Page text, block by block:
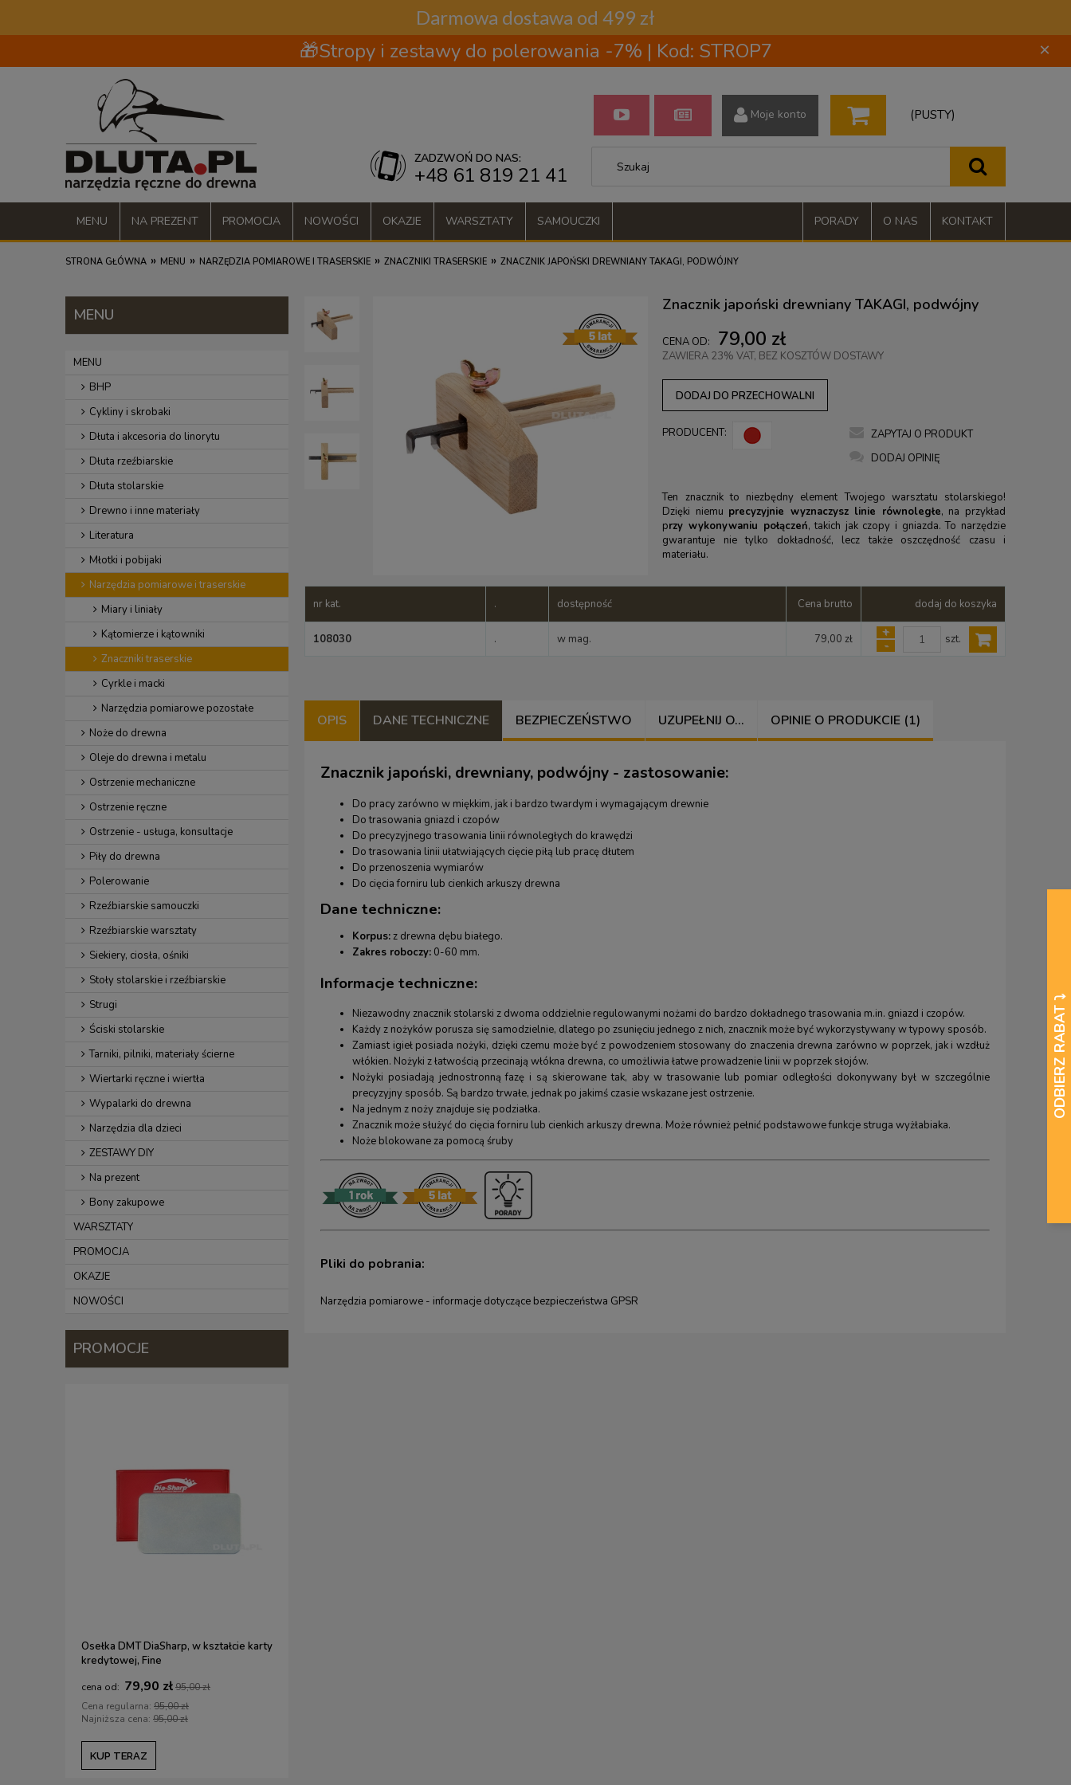
Darmowa dostawa od 499 zł
🎁Stropy i zestawy do polerowania -7% | Kod: STROP7 ×
(PUSTY)
Moje konto
ZADZWOŃ DO NAS:
+48 61 819 21 41
MENU NA PREZENT PROMOCJA NOWOŚCI OKAZJE WARSZTATY SAMOUCZKI KONTAKT
O NAS
PORADY
STRONA GŁÓWNA » MENU » NARZĘDZIA POMIAROWE I TRASERSKIE » ZNACZNIKI TRASERSKIE » ZNACZNIK JAPOŃSKI DREWNIANY TAKAGI, PODWÓJNY
MENU
MENU
BHP
Cykliny i skrobaki
Dłuta i akcesoria do linorytu
Dłuta rzeźbiarskie
Dłuta stolarskie
Drewno i inne materiały
Literatura
Młotki i pobijaki
Narzędzia pomiarowe i traserskie
Miary i liniały
Kątomierze i kątowniki
Znaczniki traserskie
Cyrkle i macki
Narzędzia pomiarowe pozostałe
Noże do drewna
Oleje do drewna i metalu
Ostrzenie mechaniczne
Ostrzenie ręczne
Ostrzenie - usługa, konsultacje
Piły do drewna
Polerowanie
Rzeźbiarskie samouczki
Rzeźbiarskie warsztaty
Siekiery, ciosła, ośniki
Stoły stolarskie i rzeźbiarskie
Strugi
Ściski stolarskie
Tarniki, pilniki, materiały ścierne
Wiertarki ręczne i wiertła
Wypalarki do drewna
Narzędzia dla dzieci
ZESTAWY DIY
Na prezent
Bony zakupowe
WARSZTATY
PROMOCJA
OKAZJE
NOWOŚCI
PROMOCJE
Osełka DMT DiaSharp, w kształcie karty
kredytowej, Fine
79,90 zł95,00 zł
Cena regularna: 95,00 zł
Najniższa cena: 95,00 zł
KUP TERAZ
Znacznik japoński drewniany TAKAGI, podwójny
CENA OD: 79,00 zł
ZAWIERA 23% VAT, BEZ KOSZTÓW DOSTAWY
DODAJ DO PRZECHOWALNI
PRODUCENT:
ZAPYTAJ O PRODUKT
DODAJ OPINIĘ
Ten znacznik to niezbędny element Twojego warsztatu stolarskiego!
Dzięki niemu precyzyjnie wyznaczysz linie równoległe, na przykład
przy wykonywaniu połączeń, takich jak czopy i gniazda. To narzędzie
gwarantuje nie tylko dokładność, lecz także oszczędność czasu i
materiału.
nr kat. . dostępność Cena brutto dodaj do koszyka
108030 . w mag. 79,00 zł
+
-
szt.
OPIS DANE TECHNICZNE BEZPIECZEŃSTWO UZUPEŁNIJ O... OPINIE O PRODUKCIE (1)
Znacznik japoński, drewniany, podwójny - zastosowanie:
Do pracy zarówno w miękkim, jak i bardzo twardym i wymagającym drewnie
Do trasowania gniazd i czopów
Do precyzyjnego trasowania linii równoległych do krawędzi
Do trasowania linii ułatwiających cięcie piłą lub pracę dłutem
Do przenoszenia wymiarów
Do cięcia forniru lub cienkich arkuszy drewna
Dane techniczne:
Korpus:z drewna dębu białego.
Zakres roboczy: 0-60 mm.
Informacje techniczne:
Niezawodny znacznik stolarski z dwoma oddzielnie regulowanymi nożami do bardzo dokładnego trasowania m.in. gniazd i czopów.
Każdy z nożyków porusza się samodzielnie, dlatego po zsunięciu jednego z nich, znacznik może być wykorzystywany w typowy sposób.
Zamiast igieł posiada nożyki, dzięki czemu może być z powodzeniem stosowany do znaczenia drewna zarówno w poprzek, jak i wzdłuż
włókien. Nożyki z łatwością przecinają włókna drewna, co umożliwia łatwe prowadzenie linii w poprzek słojów.
Nożyki posiadają jednostronną fazę i są skierowane tak, aby w trasowanie lub pomiar odległości dokonywany był w szczególnie
precyzyjny sposób. Są bardzo trwałe, jednak po jakimś czasie wskazane jest ostrzenie.
Na jednym z noży znajduje się podziałka.
Znacznik może służyć do cięcia forniru lub cienkich arkuszy drewna. Może również pełnić podstawowe funkcje struga wyżłabiaka.
Noże blokowane za pomocą śruby
Pliki do pobrania:
Narzędzia pomiarowe - informacje dotyczące bezpieczeństwa GPSR